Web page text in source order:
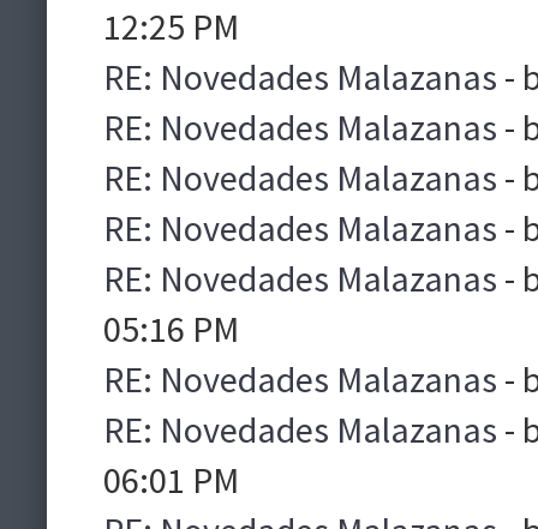
12:25 PM
RE: Novedades Malazanas -
RE: Novedades Malazanas -
RE: Novedades Malazanas -
RE: Novedades Malazanas -
RE: Novedades Malazanas -
05:16 PM
RE: Novedades Malazanas -
RE: Novedades Malazanas -
06:01 PM